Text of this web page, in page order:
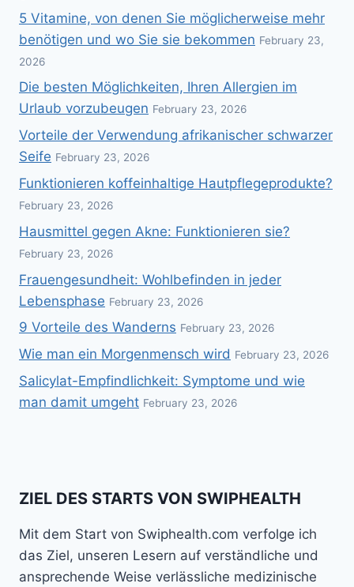
5 Vitamine, von denen Sie möglicherweise mehr
benötigen und wo Sie sie bekommen February 23,
2026
Die besten Möglichkeiten, Ihren Allergien im
Urlaub vorzubeugen February 23, 2026
Vorteile der Verwendung afrikanischer schwarzer
Seife February 23, 2026
Funktionieren koffeinhaltige Hautpflegeprodukte?
February 23, 2026
Hausmittel gegen Akne: Funktionieren sie?
February 23, 2026
Frauengesundheit: Wohlbefinden in jeder
Lebensphase February 23, 2026
9 Vorteile des Wanderns February 23, 2026
Wie man ein Morgenmensch wird February 23, 2026
Salicylat-Empfindlichkeit: Symptome und wie
man damit umgeht February 23, 2026
ZIEL DES STARTS VON SWIPHEALTH
Mit dem Start von Swiphealth.com verfolge ich
das Ziel, unseren Lesern auf verständliche und
ansprechende Weise verlässliche medizinische